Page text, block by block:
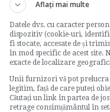
care se
care nu poate fi
lei)
(CASS - 5,5%)
si care nu
Aflați mai multe
Datele dvs. cu caracter
dispozitiv (cookie-uri,
fi stocate, accesate de și
în mod specific de acest site.
exacte de localizare
Unii furnizori vă pot prelucra
legitim, față de care puteți
Căutați un link în partea de
retrage consimțământul în